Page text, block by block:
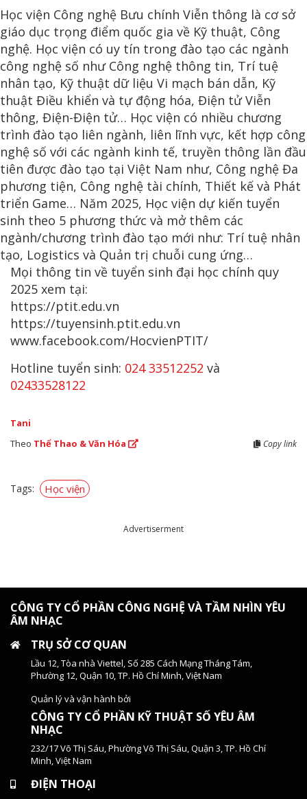
Học viện Công nghệ Bưu chính Viễn thông là cơ sở
giáo dục trọng điểm quốc gia về Kỹ thuật, Công
nghệ. Học viện có uy tín trong đào tạo các ngành
công nghệ số như Công nghệ thông tin, Trí tuệ
nhân tạo, Kỹ thuật dữ liệu Vi mạch bán dẫn, Kỹ
thuật Điều khiển và tự động hóa, Điện tử Viễn
thông, Điện-Điện tử… Học viện có nhiều chương
trình đào tạo liên ngành, liên lĩnh vực, kết hợp công
nghệ số với các ngành kinh tế, truyền thông lần đầu
tiên được đào tạo tại Việt Nam như, Công nghệ Đa
phương tiện, Công nghệ tài chính, Thiết kế và Phát
triển Game… Năm 2025, Học viện dự kiến tuyển
sinh theo 5 phương thức và mở thêm các
ngành/chương trình đào tạo mới như: Trí tuệ nhân
tạo, Logistics và Quản trị chuỗi cung ứng…
Mọi thông tin về tuyển sinh đại học chính quy
2025 xem tại:
https://ptit.edu.vn
https://tuyensinh.ptit.edu.vn
www.facebook.com/HocvienPTIT/
Hotline tuyển sinh: 024 33512252 và
02433528122
Tani
Theo Thể Thao & Văn Hóa Copy link
Tags: Học viện
Advertiserment
CÔNG TY CỔ PHẦN CÔNG NGHỆ VÀ TẦM NHÌN YÊU
ÂM NHẠC
TRỤ SỞ CƠ QUAN
Lầu 12, Tòa nhà Viettel, Số 285 Cách Mạng Tháng Tám,
Phường 12, Quận 10, TP. Hồ Chí Minh, Việt Nam
Quản lý và vận hành bởi
CÔNG TY CỔ PHẦN KỸ THUẬT SỐ YÊU ÂM
NHẠC
232/17 Võ Thị Sáu, Phường Võ Thị Sáu, Quận 3, TP. Hồ Chí
Minh, Việt Nam
ĐIỆN THOẠI